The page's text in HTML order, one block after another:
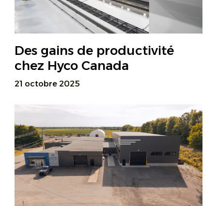
Des gains de productivité
chez Hyco Canada
21 octobre 2025